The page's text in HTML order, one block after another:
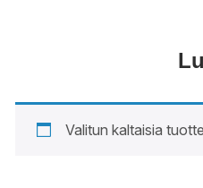
Valitun kaltaisia